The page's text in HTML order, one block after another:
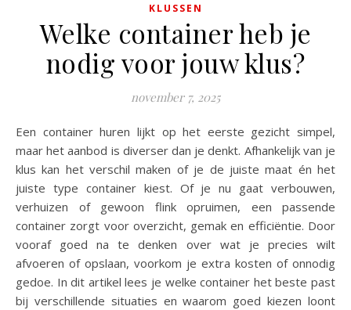
KLUSSEN
Welke container heb je
nodig voor jouw klus?
november 7, 2025
Een container huren lijkt op het eerste gezicht simpel,
maar het aanbod is diverser dan je denkt. Afhankelijk van je
klus kan het verschil maken of je de juiste maat én het
juiste type container kiest. Of je nu gaat verbouwen,
verhuizen of gewoon flink opruimen, een passende
container zorgt voor overzicht, gemak en efficiëntie. Door
vooraf goed na te denken over wat je precies wilt
afvoeren of opslaan, voorkom je extra kosten of onnodig
gedoe. In dit artikel lees je welke container het beste past
bij verschillende situaties en waarom goed kiezen loont